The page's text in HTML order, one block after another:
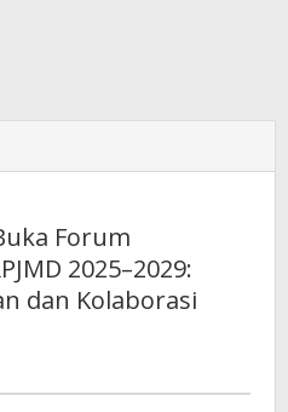
Forum
2025–2029:
dan Kolaborasi